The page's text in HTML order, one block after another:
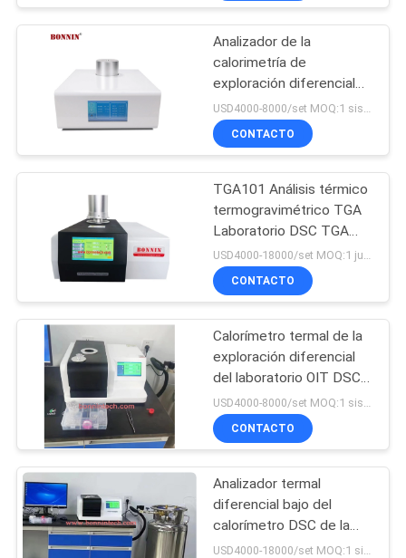
FÁBRICA
CONTROL
CALIDAD
ÉNTRENOS
CONTACTO
PIDA
UNA
CITA
MAPA
DEL
SITIO
Analizador de la
calorimetría de
exploración diferencial
de DSC-600 DSC TGA
DTA DSC
CONTACTO
TGA101 Análisis térmico
termogravimétrico TGA
Laboratorio DSC TGA
Equipo de instrumentos
de ensayo del analizador
térmico
USD4000-18000/set MOQ:1 juego
CONTACTO
Calorímetro termal de la
exploración diferencial
del laboratorio OIT DSC
del analizador de DSC-
600-II DSC
USD4000-8000/set MOQ:1 sistema
CONTACTO
Analizador termal
diferencial bajo del
calorímetro DSC de la
exploración de DSC-